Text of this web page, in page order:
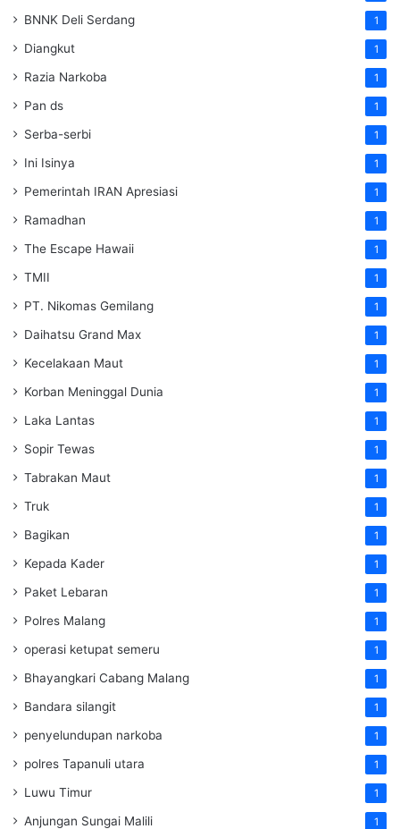
BNNK Deli Serdang 1
Diangkut 1
Razia Narkoba 1
Pan ds 1
Serba-serbi 1
Ini Isinya 1
Pemerintah IRAN Apresiasi 1
Ramadhan 1
The Escape Hawaii 1
TMII 1
PT. Nikomas Gemilang 1
Daihatsu Grand Max 1
Kecelakaan Maut 1
Korban Meninggal Dunia 1
Laka Lantas 1
Sopir Tewas 1
Tabrakan Maut 1
Truk 1
Bagikan 1
Kepada Kader 1
Paket Lebaran 1
Polres Malang 1
operasi ketupat semeru 1
Bhayangkari Cabang Malang 1
Bandara silangit 1
penyelundupan narkoba 1
polres Tapanuli utara 1
Luwu Timur 1
Anjungan Sungai Malili 1